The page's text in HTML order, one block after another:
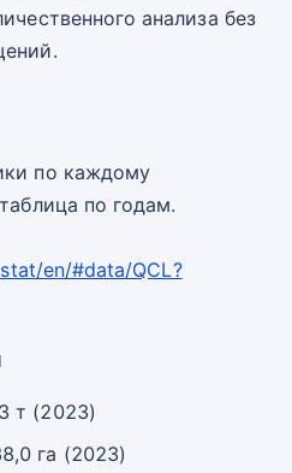
анализа без
по каждому
по годам.
en/#data/QCL?
т (2023)
га (2023)